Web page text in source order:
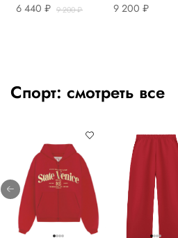
6 440 ₽ 9 200 ₽ 9 200 ₽
Спорт: смотреть все